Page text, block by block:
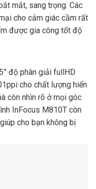
mắt, sang trọng. Các
cho cảm giác cầm rất
được gia công tốt độ
độ phân giải fullHD
cho chất lượng hiển
còn nhìn rõ ở mọi góc
InFocus M810T còn
cho bạn không bị